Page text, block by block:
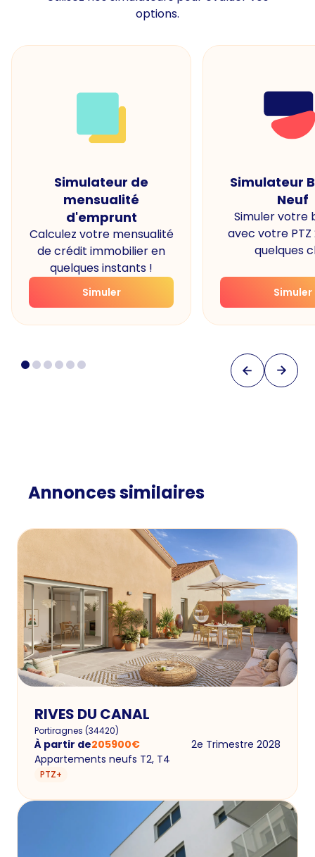
options.
Simulateur de
mensualité
d'emprunt
Calculez votre mensualité
de crédit immobilier en
quelques instants !
Simuler
Simulateur
Neuf
Simuler votre
avec votre PTZ
quelques
Simuler
Annonces similaires
RIVES DU CANAL
Portiragnes (34420)
À partir de205900€
2e Trimestre 2028
Appartements neufs T2, T4
PTZ+